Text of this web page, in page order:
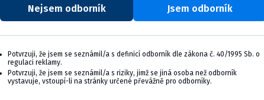
Nejsem odborník Jsem odborník
Potvrzuji, že jsem se seznámil/a s definicí odborník dle zákona č. 40/1995 Sb. o
regulaci reklamy.
Potvrzuji, že jsem se seznámil/a s riziky, jimž se jiná osoba než odborník
vystavuje, vstoupí-li na stránky určené převážně pro odborníky.